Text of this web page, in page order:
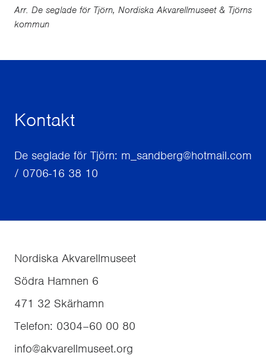
Arr. De seglade för Tjörn, Nordiska Akvarellmuseet & Tjörns
kommun
Kontakt
De seglade för Tjörn: m_sandberg@hotmail.com
/ 0706-16 38 10
Nordiska Akvarellmuseet
Södra Hamnen 6
471 32 Skärhamn
Telefon: 0304–60 00 80
info@akvarellmuseet.org